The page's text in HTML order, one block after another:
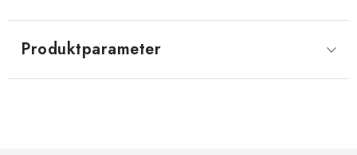
Produktparameter